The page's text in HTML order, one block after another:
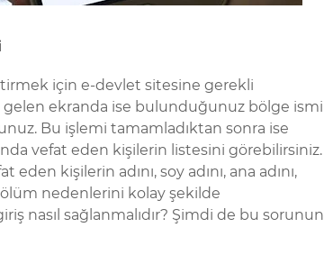
için e-devlet sitesine gerekli
gelen ekranda ise bulunduğunuz bölge ismi
Bu işlemi tamamladıktan sonra ise
vefat eden kişilerin listesini görebilirsiniz.
kişilerin adını, soy adını, ana adını,
ölüm nedenlerini kolay şekilde
nasıl sağlanmalıdır? Şimdi de bu sorunun